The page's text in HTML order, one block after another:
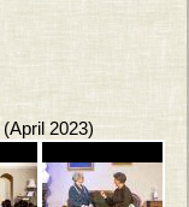
(April 2023)